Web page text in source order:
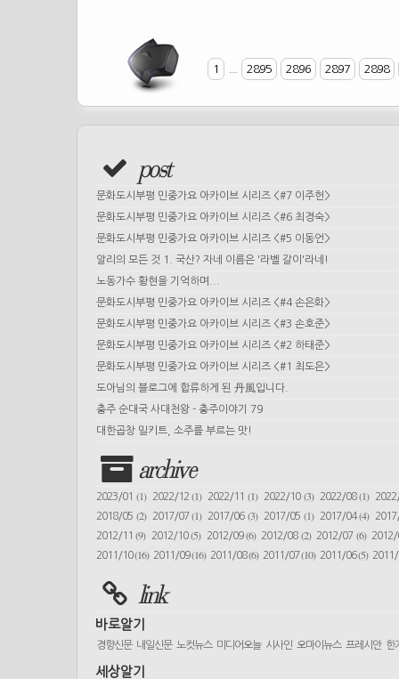
1 2895 2896 2897 2898
post
문화도시부평 민중가요 아카이브 시리즈 <#7 이주헌>
문화도시부평 민중가요 아카이브 시리즈 <#6 최경숙>
문화도시부평 민중가요 아카이브 시리즈 <#5 이동언>
알리의 모든 것 1. 국산? 자네 이름은 '라벨 갈이'라네!
노동가수 황현을 기억하며...
문화도시부평 민중가요 아카이브 시리즈 <#4 손은화>
문화도시부평 민중가요 아카이브 시리즈 <#3 손호준>
문화도시부평 민중가요 아카이브 시리즈 <#2 하태준>
문화도시부평 민중가요 아카이브 시리즈 <#1 최도은>
도아님의 블로그에 합류하게 된 丹風입니다.
충주 순대국 사대천왕 - 충주이야기 79
대한곱창 밀키트, 소주를 부르는 맛!
archive
2023/01 (1) 2022/12(1) 2022/11(1) 2022/10 (3) 2022/08(1)
2018/05 (2) 2017/07(1) 2017/06(3) 2017/05 (1) 2017/04(4)
2012/11(9) 2012/10(5) 2012/09(6) 2012/08 (2) 2012/07 (6)
2011/10(16) 2011/09(16) 2011/08(6) 2011/07(10) 2011/06(5)
link
바로알기
경향신문 내일신문 노컷뉴스 미디어오늘 시사인 오마이뉴스 프레시안 한
세상알기